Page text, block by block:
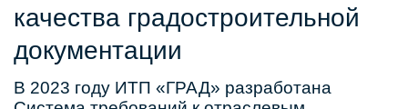
качества градостроительной
документации
В 2023 году ИТП «ГРАД» разработана